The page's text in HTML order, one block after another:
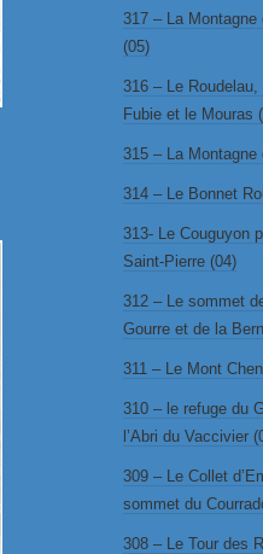
317 – La Montagne
(05)
316 – Le
Fubie et le Mouras
315 – La Montagne
314 – Le Bonnet
313- Le Couguyon
Saint-Pierre (04)
312 – Le sommet
Gourre et de la
311 – Le Mont
310 – le refuge du
l’Abri du Vaccivier
309 – Le Collet
sommet du
308 – Le Tour des